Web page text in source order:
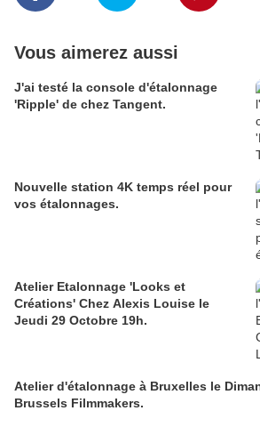
Vous aimerez aussi
J'ai testé la console d'étalonnage
'Ripple' de chez Tangent.
Nouvelle station 4K temps réel pour
vos étalonnages.
Atelier Etalonnage 'Looks et
Créations' Chez Alexis Louise le
Jeudi 29 Octobre 19h.
Atelier d'étalonnage à Bruxelles le
Brussels Filmmakers.